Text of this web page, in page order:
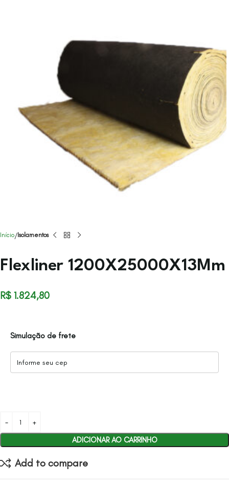
Início Isolamentos
Flexliner 1200X25000X13Mm
R$ 1.824,80
Simulação de frete
ADICIONAR AO CARRINHO
Add to compare